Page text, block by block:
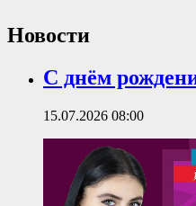
Новости
С днём
15.07.2026 08:00